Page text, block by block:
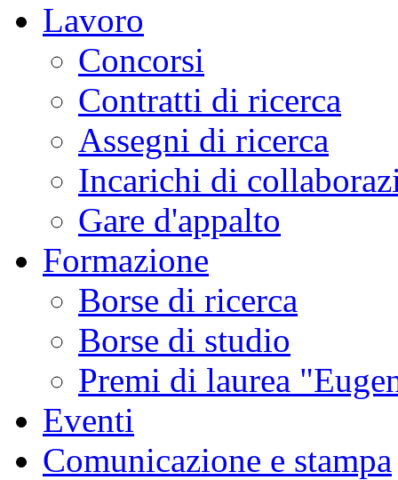
Lavoro
Concorsi
Contratti di ricerca
Assegni di ricerca
Incarichi di
Gare d'appalto
Formazione
Borse di ricerca
Borse di studio
Premi di laurea
Eventi
Comunicazione e stampa